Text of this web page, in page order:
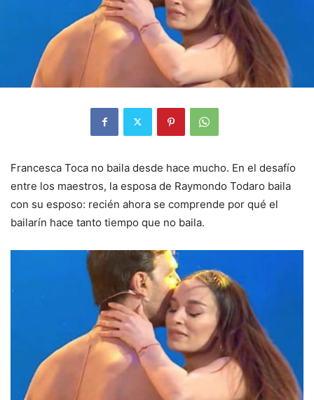
Francesca Toca no baila desde hace mucho. En el desafío
entre los maestros, la esposa de Raymondo Todaro baila
con su esposo: recién ahora se comprende por qué el
bailarín hace tanto tiempo que no baila.